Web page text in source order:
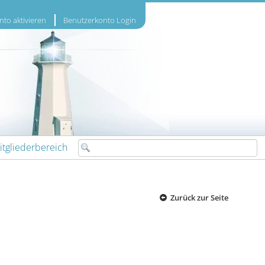
aktivieren Benutzerkonto Login
Zurück zur Seite